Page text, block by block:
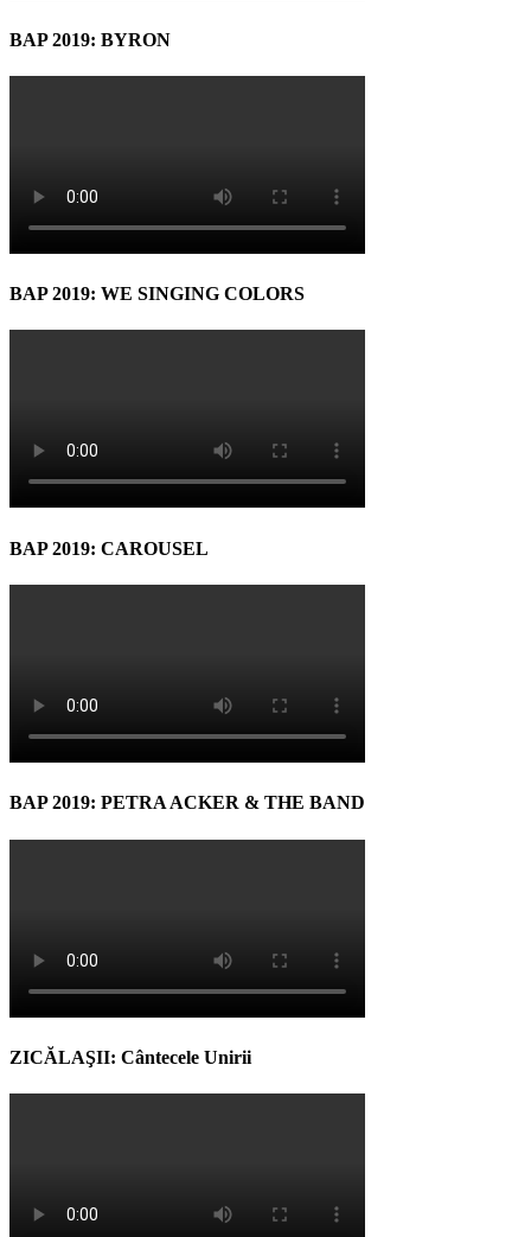
BAP 2019: BYRON
BAP 2019: WE SINGING COLORS
BAP 2019: CAROUSEL
BAP 2019: PETRA ACKER & THE BAND
ZICĂLAŞII: Cântecele Unirii